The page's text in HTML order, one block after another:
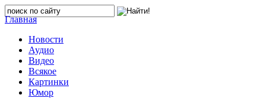
Главная
Новости
Аудио
Видео
Всякое
Картинки
Юмор